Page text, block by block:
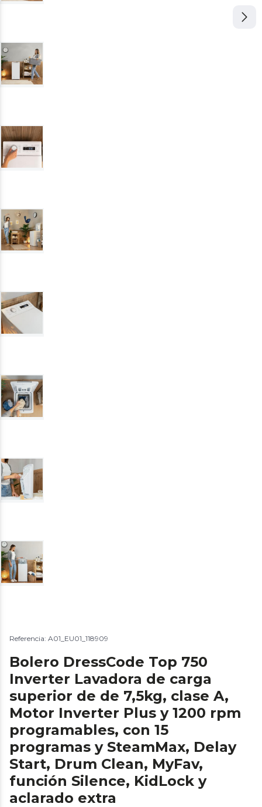
Referencia: A01_EU01_118909
Bolero DressCode Top 750
Inverter Lavadora de carga
superior de de 7,5kg, clase A,
Motor Inverter Plus y 1200 rpm
programables, con 15
programas y SteamMax, Delay
Start, Drum Clean, MyFav,
función Silence, KidLock y
aclarado extra